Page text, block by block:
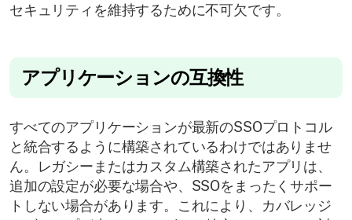
セキュリティを維持するために不可欠です。
アプリケーションの互換性
すべてのアプリケーションが最新のSSOプロトコル
と統合するように構築されているわけではありませ
ん。レガシーまたはカスタム構築されたアプリは、
追加の設定が必要な場合や、SSOをまったくサポー
トしない場合があります。これにより、カバレッジ